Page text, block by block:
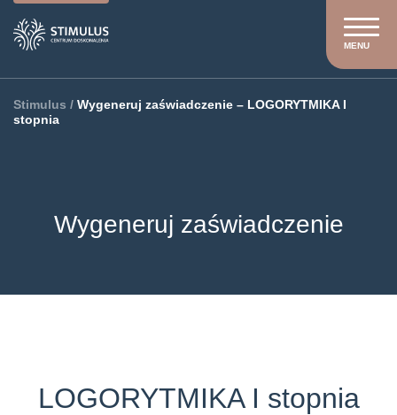
MENU
Stimulus / Wygeneruj zaświadczenie – LOGORYTMIKA I
stopnia
Wygeneruj zaświadczenie
LOGORYTMIKA I stopnia